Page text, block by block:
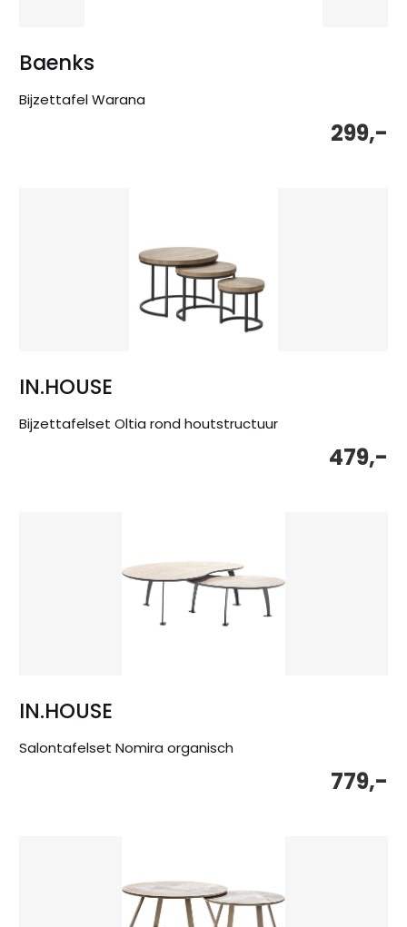
Baenks
Bijzettafel Warana
299,-
IN.HOUSE
Bijzettafelset Oltia rond houtstructuur
479,-
IN.HOUSE
Salontafelset Nomira organisch
779,-